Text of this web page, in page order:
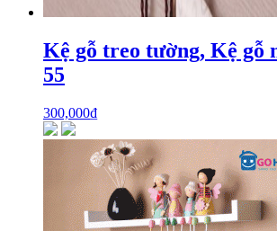
Kệ gỗ treo tường, Kệ gỗ
55
300,000₫